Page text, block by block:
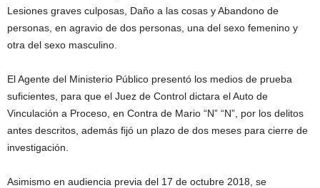
Lesiones graves culposas, Daño a las cosas y Abandono de
personas, en agravio de dos personas, una del sexo femenino y
otra del sexo masculino.
El Agente del Ministerio Público presentó los medios de prueba
suficientes, para que el Juez de Control dictara el Auto de
Vinculación a Proceso, en Contra de Mario “N” “N”, por los delitos
antes descritos, además fijó un plazo de dos meses para cierre de
investigación.
Asimismo en audiencia previa del 17 de octubre 2018, se